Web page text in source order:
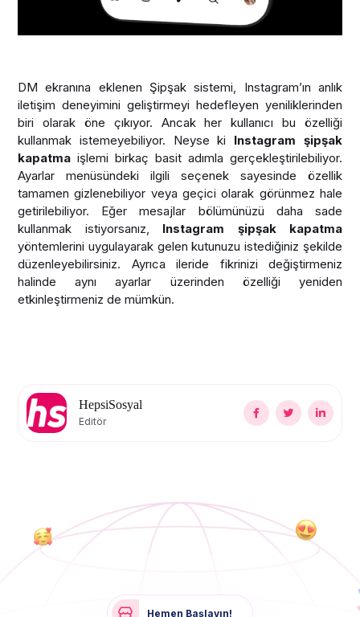
DM ekranına eklenen Şipşak sistemi, Instagram’ın anlık
iletişim deneyimini geliştirmeyi hedefleyen yeniliklerinden
biri olarak öne çıkıyor. Ancak her kullanıcı bu özelliği
kullanmak istemeyebiliyor. Neyse ki Instagram şipşak
kapatma işlemi birkaç basit adımla gerçekleştirilebiliyor.
Ayarlar menüsündeki ilgili seçenek sayesinde özellik
tamamen gizlenebiliyor veya geçici olarak görünmez hale
getirilebiliyor. Eğer mesajlar bölümünüzü daha sade
kullanmak istiyorsanız, Instagram şipşak kapatma
yöntemlerini uygulayarak gelen kutunuzu istediğiniz şekilde
düzenleyebilirsiniz. Ayrıca ileride fikrinizi değiştirmeniz
halinde aynı ayarlar üzerinden özelliği yeniden
etkinleştirmeniz de mümkün.
HepsiSosyal
Editör
Hemen Başlayın!